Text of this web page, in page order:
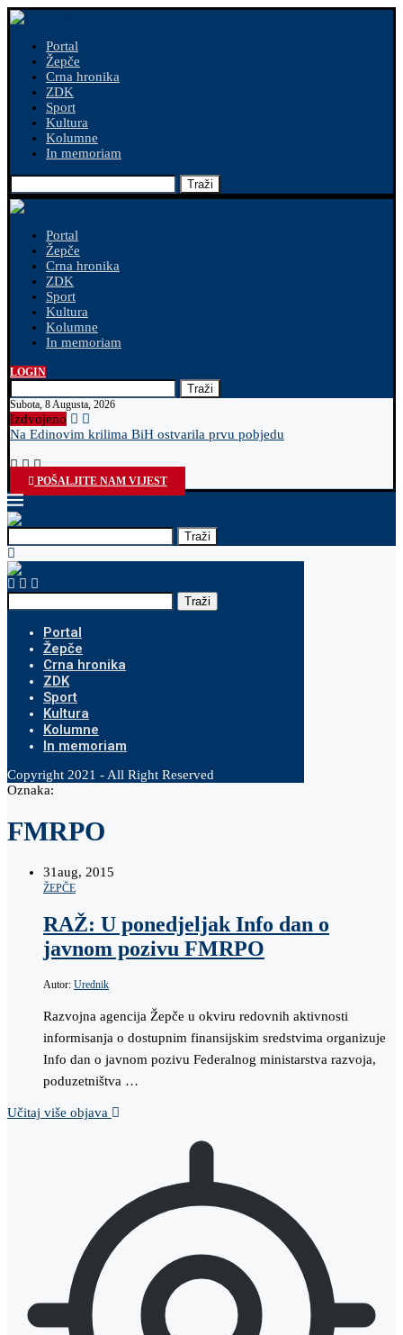
Portal
Žepče
Crna hronika
ZDK
Sport
Kultura
Kolumne
In memoriam
Traži
Portal
Žepče
Crna hronika
ZDK
Sport
Kultura
Kolumne
In memoriam
LOGIN
Traži
Subota, 8 Augusta, 2026
Izdvojeno
Na Edinovim krilima BiH ostvarila prvu pobjedu
POŠALJITE NAM VIJEST
Traži
Traži
Portal
Žepče
Crna hronika
ZDK
Sport
Kultura
Kolumne
In memoriam
Copyright 2021 - All Right Reserved
Oznaka:
FMRPO
31aug, 2015
ŽEPČE
RAŽ: U ponedjeljak Info dan o
javnom pozivu FMRPO
Autor: Urednik
Razvojna agencija Žepče u okviru redovnih aktivnosti
informisanja o dostupnim finansijskim sredstvima organizuje
Info dan o javnom pozivu Federalnog ministarstva razvoja,
poduzetništva …
Učitaj više objava